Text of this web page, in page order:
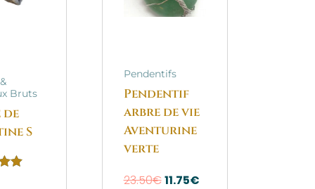
Bruts
de
S
Pendentifs
Pendentif
arbre de vie
Aventurine
verte
23.50€11.75€